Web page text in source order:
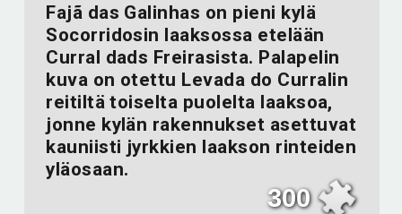
Fajã das Galinhas on pieni kylä
Socorridosin laaksossa etelään
Curral dads Freirasista. Palapelin
kuva on otettu Levada do Curralin
reitiltä toiselta puolelta laaksoa,
jonne kylän rakennukset asettuvat
kauniisti jyrkkien laakson rinteiden
yläosaan.
300